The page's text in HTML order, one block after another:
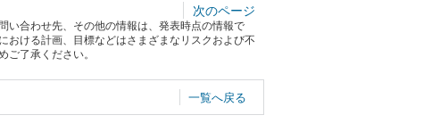
次のページ
い合わせ先、その他の情報は、発表時点の情報で
おける計画、目標などはさまざまなリスクおよび不
了承ください。
一覧へ戻る